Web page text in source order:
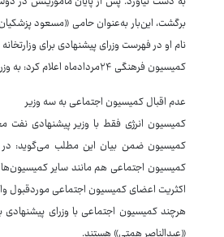
نام او در فهرست وزرای پیشنهادی برای
کمیسیون فرهنگی ۲۴مردادماه اعلام کرد: به وزرای پیشنهادی فرهنگ و ورزش رأی اعتماد داده شد، اما برنامه‌های صالحی امیری رد شد!
عدم اقبال کمیسیون اجتماعی به سه وزیر
کمیسیون انرژی فقط با وزیر پیشنهادی نفت
کمیسیون ضمن بیان این مطلب می‌گوید: در
اکثریت اعضای کمیسیون اجتماعی موردقبول
هرچند کمیسیون اجتماعی با وزرای